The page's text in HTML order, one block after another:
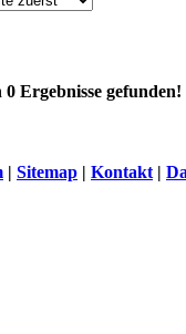
Ergebnisse gefunden!
| Sitemap | Kontakt |